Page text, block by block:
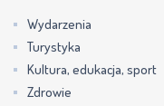
Wydarzenia
Turystyka
Kultura, edukacja, sport
Zdrowie